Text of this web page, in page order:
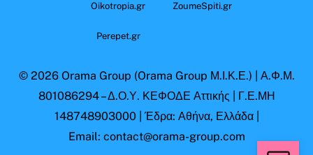
Oikotropia.gr ZoumeSpiti.gr
Perepet.gr
© 2026 Orama Group (Orama Group Μ.Ι.Κ.Ε.) | Α.Φ.Μ.
801086294 – Δ.Ο.Υ. ΚΕΦΟΔΕ Αττικής | Γ.Ε.ΜΗ
148748903000 | Έδρα: Αθήνα, Ελλάδα |
Email: contact@orama-group.com